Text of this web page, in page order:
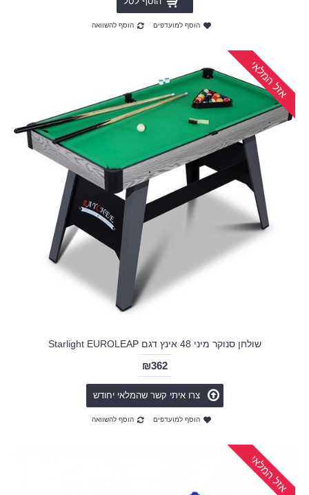
הוסף למועדפים הוסף להשוואה
אזל המלאי
שולחן סנוקר מיני 48 אינץ דגם Starlight EUROLEAP
₪362
צרו איתי קשר שהמלאי יחודש
הוסף למועדפים הוסף להשוואה
אזל המלאי